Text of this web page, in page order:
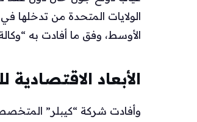
الولايات المتحدة من تدخلها
الأوسط، وفق ما أفادت به
الأبعاد الاقتصادية
وأفادت شركة “كيبلر”